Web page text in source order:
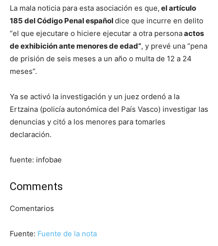
La mala noticia para esta asociación es que, el artículo
185 del Código Penal españoldice que incurre en delito
“el que ejecutare o hiciere ejecutar a otra personaactos
de exhibición ante menores de edad”, y prevé una “pena
de prisión de seis meses a un año o multa de 12 a 24
meses”.
Ya se activó la investigación y un juez ordenó a la
Ertzaina (policía autonómica del País Vasco) investigar las
denuncias y citó a los menores para tomarles
declaración.
fuente: infobae
Comments
Comentarios
Fuente: Fuente de la nota